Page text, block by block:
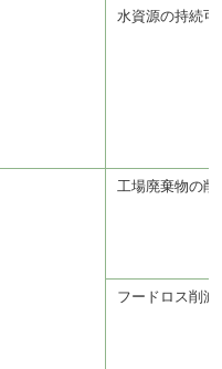
水資源の持続可
工場廃棄物の
フードロス削